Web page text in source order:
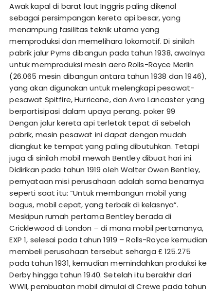
Awak kapal di barat laut Inggris paling dikenal
sebagai persimpangan kereta api besar, yang
menampung fasilitas teknik utama yang
memproduksi dan memelihara lokomotif. Di sinilah
pabrik jalur Pyms dibangun pada tahun 1938, awalnya
untuk memproduksi mesin aero Rolls-Royce Merlin
(26.065 mesin dibangun antara tahun 1938 dan 1946),
yang akan digunakan untuk melengkapi pesawat-
pesawat Spitfire, Hurricane, dan Avro Lancaster yang
berpartisipasi dalam upaya perang. poker 99
Dengan jalur kereta api terletak tepat di sebelah
pabrik, mesin pesawat ini dapat dengan mudah
diangkut ke tempat yang paling dibutuhkan. Tetapi
juga di sinilah mobil mewah Bentley dibuat hari ini.
Didirikan pada tahun 1919 oleh Walter Owen Bentley,
pernyataan misi perusahaan adalah sama benarnya
seperti saat itu: “Untuk membangun mobil yang
bagus, mobil cepat, yang terbaik di kelasnya”.
Meskipun rumah pertama Bentley berada di
Cricklewood di London – di mana mobil pertamanya,
EXP 1, selesai pada tahun 1919 – Rolls-Royce kemudian
membeli perusahaan tersebut seharga £ 125.275
pada tahun 1931, kemudian memindahkan produksi ke
Derby hingga tahun 1940. Setelah itu berakhir dari
WWII, pembuatan mobil dimulai di Crewe pada tahun